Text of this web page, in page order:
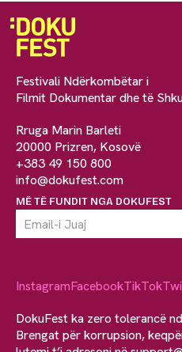
Festivali Ndërkombëtar i
Filmit Dokumentar dhe të
Rruga Marin Barleti
20000 Prizren, Kosovë
+383 49 150 800
info@dokufest.com
MË TË FUNDIT NGA DOKUFEST
InstagramFacebookTikTok
DokuFest ka zero tolerancë
Brengat për korrupsion,